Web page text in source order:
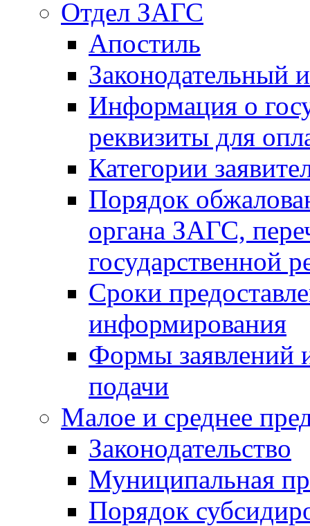
Отдел ЗАГС
Апостиль
Законодательный
Информация о
реквизиты для
Категории
Порядок
органа ЗАГС,
государственной
Сроки
информирования
Формы заявлений
подачи
Малое и среднее
Законодательство
Муниципальная
Порядок